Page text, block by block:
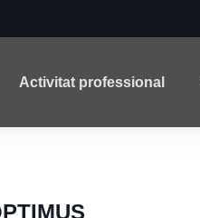
Activitat professional